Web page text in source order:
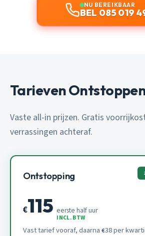
NU BEREIKBAAR
BEL 085 019
Tarieven
Vaste all-in prijzen. Gratis
verrassingen achteraf.
Ontstopping
€115 eerste half uur
INCL. BTW
Vast tarief vooraf, daarna €38 per